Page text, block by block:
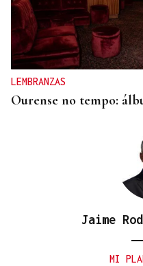
LEMBRANZAS
Ourense no tempo:
Jaime
MI